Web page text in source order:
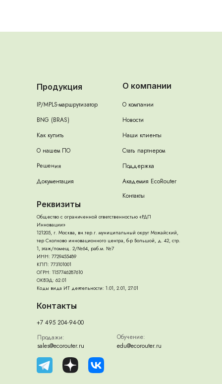
IP/MPLS-маршрутизатор
BNG (BRAS)
Как купить
О нашем ПО
Академия EcoRouter
Контакты
Документация
Решения
Продукция
О компании
Наши клиенты
Стать партнером
Поддержка
О компании
Новости
+7 495 204-94-00
edu@ecorouter.ru
Реквизиты
Общество с ограниченной ответственностью «РДП
Инновации»
121205, г. Москва, вн.тер.г. муниципальный округ Можайский,
тер Сколково инновационного центра, б-р Большой, д. 42, стр.
1, этаж/помещ. 2/№64, раб.м. №7
ИНН: 7729455489
КПП: 773101001
ОГРН: 1157746287610
ОКВЭД: 62.01
Коды вида ИТ деятельности: 1.01, 2.01, 27.01
Контакты
Обучение:
sales@ecorouter.ru
Продажи: